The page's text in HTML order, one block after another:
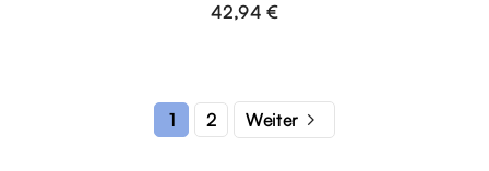
42,94 €
1 2 Weiter 